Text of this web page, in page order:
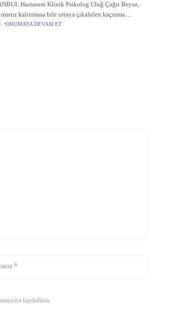
Hastanesi Klinik Psikolog Uluğ Çağrı Beyaz,
kalınmasa bile ortaya çıkabilen kaçınma
ve etkileri hakkında açıklamalarda bulundu.
OKUMAYA DEVAM ET
kaydedilsin.